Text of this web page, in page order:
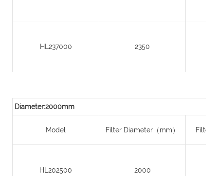
HL237000 2350
Diameter:2000mm
Model Filter Diameter（mm） Filter
HL202500 2000